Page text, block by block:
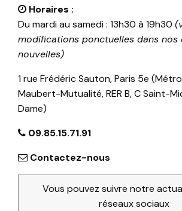
Horaires :
Du mardi au samedi : 13h30 à 19h30
modifications ponctuelles dans nos
nouvelles)
1 rue Frédéric Sauton, Paris 5e
Maubert-Mutualité, RER B, C Saint-
Dame)
09.85.15.71.91
Contactez-nous
Vous pouvez suivre notre
réseaux sociaux